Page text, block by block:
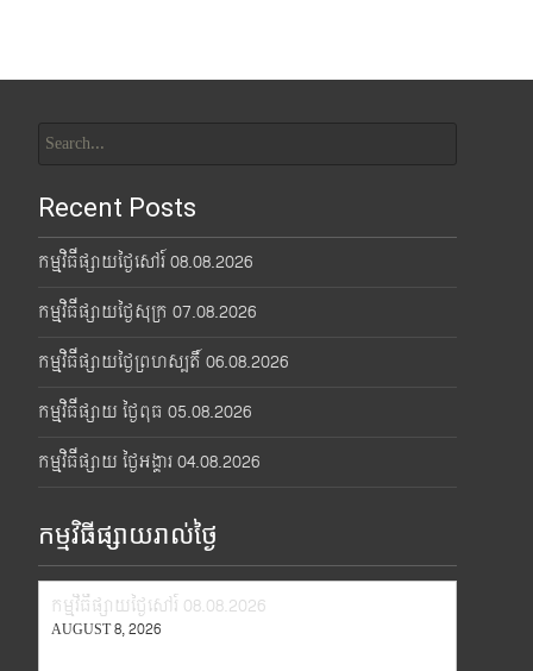
for:
Recent Posts
កម្មវិធីផ្សាយថ្ងៃសៅរ៍ 08.08.2026
កម្មវិធីផ្សាយថ្ងៃសុក្រ 07.08.2026
កម្មវិធីផ្សាយថ្ងៃព្រហស្បតិ៍ 06.08.2026
កម្មវិធីផ្សាយ ថ្ងៃពុធ 05.08.2026
កម្មវិធីផ្សាយ ថ្ងៃអង្គារ 04.08.2026
កម្មវិធីផ្សាយរាល់ថ្ងៃ
កម្មវិធីផ្សាយថ្ងៃសៅរ៍ 08.08.2026
AUGUST 8, 2026